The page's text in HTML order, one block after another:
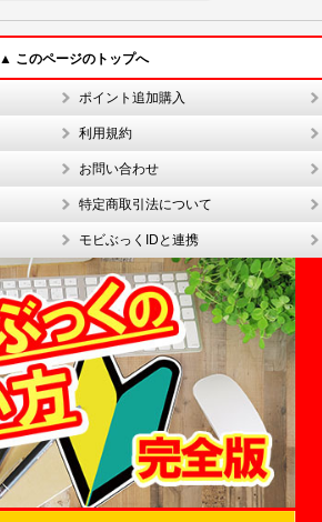
▲ このページのトップへ
ポイント追加購入
利用規約
お問い合わせ
特定商取引法について
モビぶっくIDと連携